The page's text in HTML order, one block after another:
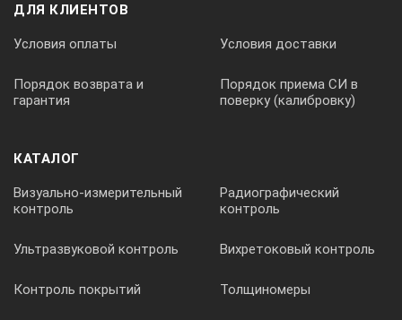
ДЛЯ КЛИЕНТОВ
Условия оплаты Условия доставки
Порядок возврата и
гарантия
Порядок приема СИ в
поверку (калибровку)
КАТАЛОГ
Визуально-измерительный
контроль
Радиографический
контроль
Ультразвуковой контроль Вихретоковый контроль
Контроль покрытий Толщиномеры